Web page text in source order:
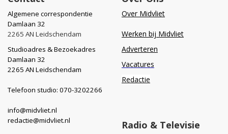
Algemene correspondentie
Damlaan 32
2265 AN Leidschendam
Studioadres & Bezoekadres
Damlaan 32
2265 AN Leidschendam
Telefoon studio: 070-3202266
info@midvliet.nl
redactie@midvliet.nl
Over Midvliet
Werken bij Midvliet
Adverteren
Vacatures
Redactie
Radio & Televisie